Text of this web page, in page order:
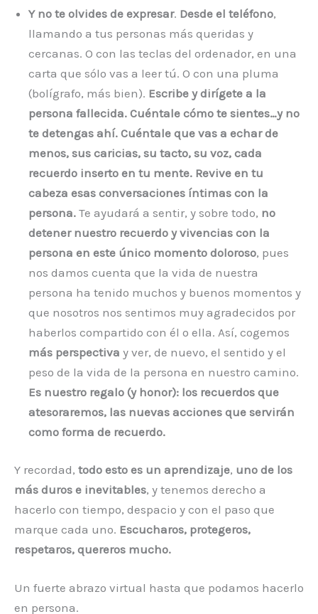
Y no te olvides de expresar. Desde el teléfono,
llamando a tus personas más queridas y
cercanas. O con las teclas del ordenador, en una
carta que sólo vas a leer tú. O con una pluma
(bolígrafo, más bien). Escribe y dirígete a la
persona fallecida. Cuéntale cómo te sientes…y no
te detengas ahí. Cuéntale que vas a echar de
menos, sus caricias, su tacto, su voz, cada
recuerdo inserto en tu mente. Revive en tu
cabeza esas conversaciones íntimas con la
persona. Te ayudará a sentir, y sobre todo, no
detener nuestro recuerdo y vivencias con la
persona en este único momento doloroso, pues
nos damos cuenta que la vida de nuestra
persona ha tenido muchos y buenos momentos y
que nosotros nos sentimos muy agradecidos por
haberlos compartido con él o ella. Así, cogemos
más perspectiva y ver, de nuevo, el sentido y el
peso de la vida de la persona en nuestro camino.
Es nuestro regalo (y honor): los recuerdos que
atesoraremos, las nuevas acciones que servirán
como forma de recuerdo.
Y recordad, todo esto es un aprendizaje, uno de los
más duros e inevitables, y tenemos derecho a
hacerlo con tiempo, despacio y con el paso que
marque cada uno. Escucharos, protegeros,
respetaros, quereros mucho.
Un fuerte abrazo virtual hasta que podamos hacerlo
en persona.